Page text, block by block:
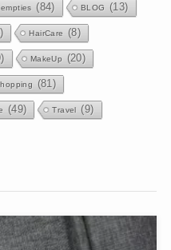
(84) BLOG (13)
HairCare (8)
MakeUp (20)
(81)
(49) Travel (9)